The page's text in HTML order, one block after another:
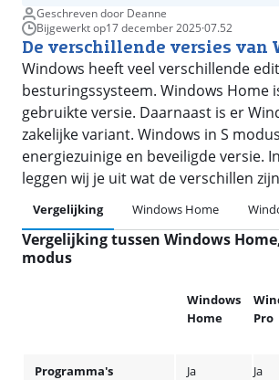
Geschreven door Deanne
Bijgewerkt op17 december 2025·07.52
De verschillende versies van
Windows heeft veel verschillende
besturingssysteem. Windows Home
gebruikte versie. Daarnaast is er
zakelijke variant. Windows in S
energiezuinige en beveiligde versie.
leggen wij je uit wat de verschillen
Vergelijking Windows Home
Vergelijking tussen Windows
modus
Windows
Home
Pro
Programma's
Ja Ja